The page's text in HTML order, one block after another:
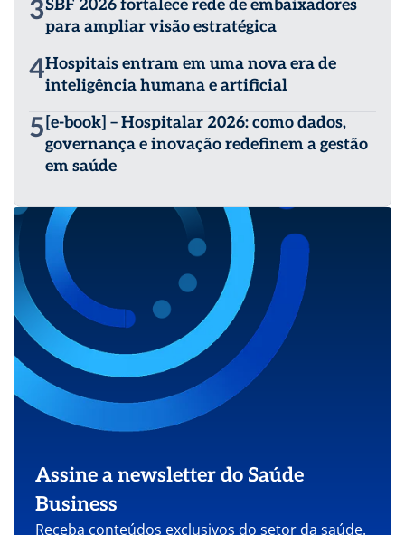
3SBF 2026 fortalece rede de embaixadores
para ampliar visão estratégica
4Hospitais entram em uma nova era de
inteligência humana e artificial
5 [e-book] – Hospitalar 2026: como dados,
governança e inovação redefinem a gestão
em saúde
Assine a newsletter do Saúde
Business
Receba conteúdos exclusivos do setor da saúde.